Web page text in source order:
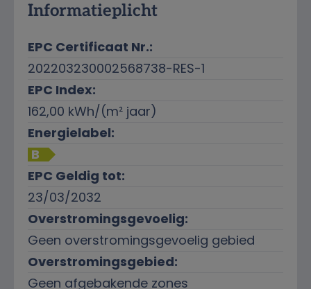
Informatieplicht
EPC Certificaat Nr.:
202203230002568738-RES-1
EPC Index:
162,00 kWh/(m² jaar)
Energielabel:
B
EPC Geldig tot:
23/03/2032
Overstromingsgevoelig:
Geen overstromingsgevoelig gebied
Overstromingsgebied:
Geen afgebakende zones